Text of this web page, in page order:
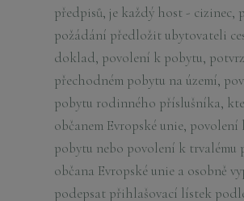
předpisů, je každý host - cizinec,
požádání předložit ubytovateli
doklad, povolení k pobytu,
přechodném pobytu na území,
pobytu rodinného příslušníka,
občanem Evropské unie, povolení
pobytu nebo povolení k trvalému
občana Evropské unie a osobně
podepsat přihlašovací lístek